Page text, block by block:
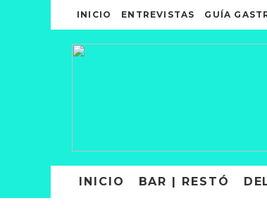
INICIO ENTREVISTAS GUÍA
INICIO BAR | RESTÓ